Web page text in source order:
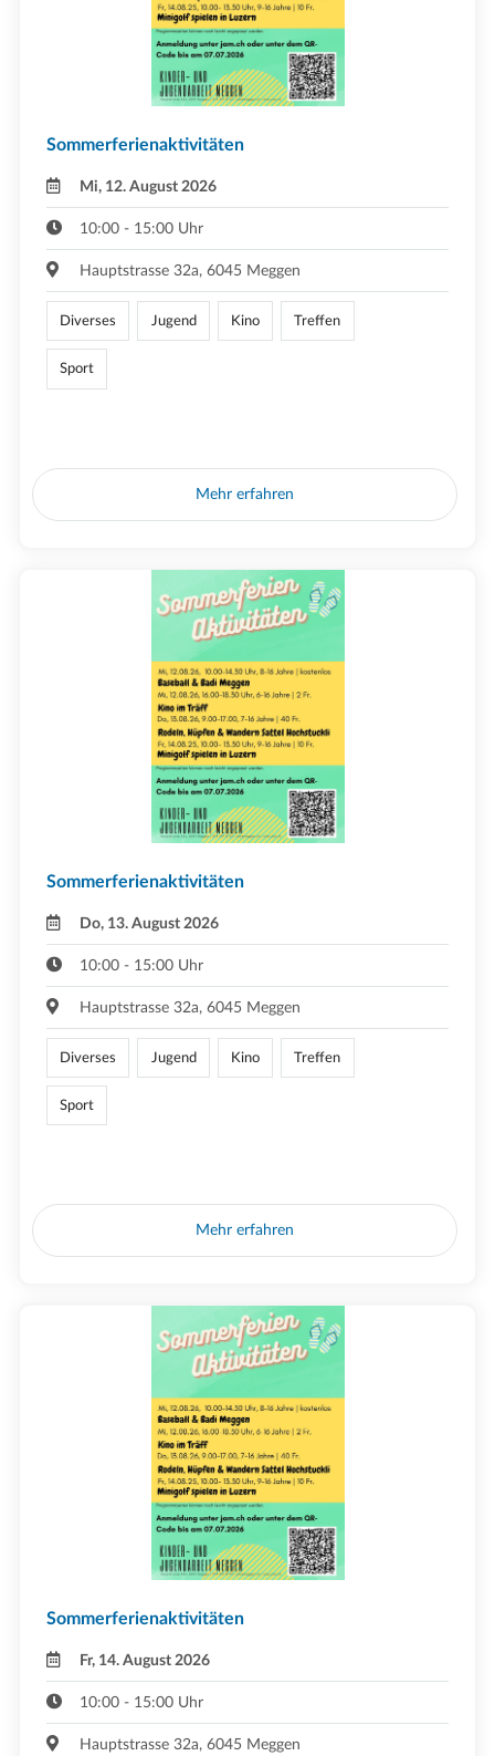
Sommerferienaktivitäten
Mi, 12. August 2026
10:00 - 15:00 Uhr
Hauptstrasse 32a, 6045 Meggen
Diverses Jugend Kino Treffen
Sport
Mehr erfahren
Sommerferienaktivitäten
Do, 13. August 2026
10:00 - 15:00 Uhr
Hauptstrasse 32a, 6045 Meggen
Diverses Jugend Kino Treffen
Sport
Mehr erfahren
Sommerferienaktivitäten
Fr, 14. August 2026
10:00 - 15:00 Uhr
Hauptstrasse 32a, 6045 Meggen